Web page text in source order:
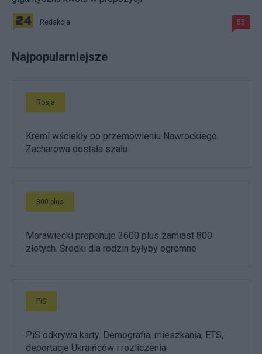
Redakcja 55
Najpopularniejsze
Rosja
Kreml wściekły po przemówieniu Nawrockiego.
Zacharowa dostała szału
800 plus
Morawiecki proponuje 3600 plus zamiast 800
złotych. Środki dla rodzin byłyby ogromne
PiS
PiS odkrywa karty. Demografia, mieszkania, ETS,
deportacje Ukraińców i rozliczenia